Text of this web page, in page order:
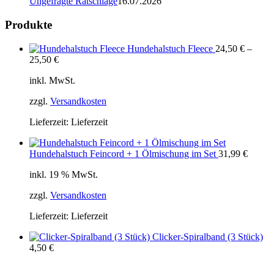
Produkte
Hundehalstuch Fleece 24,50 € –
25,50 €
inkl. MwSt.
zzgl. Versandkosten
Lieferzeit: Lieferzeit
Hundehalstuch Feincord + 1 Ölmischung im Set 31,99 €
inkl. 19 % MwSt.
zzgl. Versandkosten
Lieferzeit: Lieferzeit
Clicker-Spiralband (3 Stück)
4,50 €